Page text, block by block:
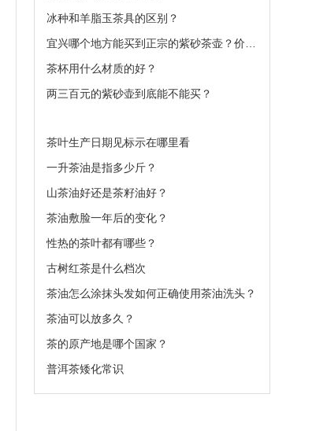
冰种和羊脂玉茶具的区别？
茶杯用什么材质的好？
两三百元的紫砂壶到底能不能买？
茶叶生产日期见标示在哪里看
一升茶油是指多少斤？
山茶油好还是茶籽油好？
茶油敷脸一年后的变化？
性热的茶叶都有哪些？
古树红茶是什么档次
茶油怎么涂抹头发如何正确使用茶油洗头？
茶油可以放多久？
茶的原产地是哪个国家？
普洱茶矮化常识